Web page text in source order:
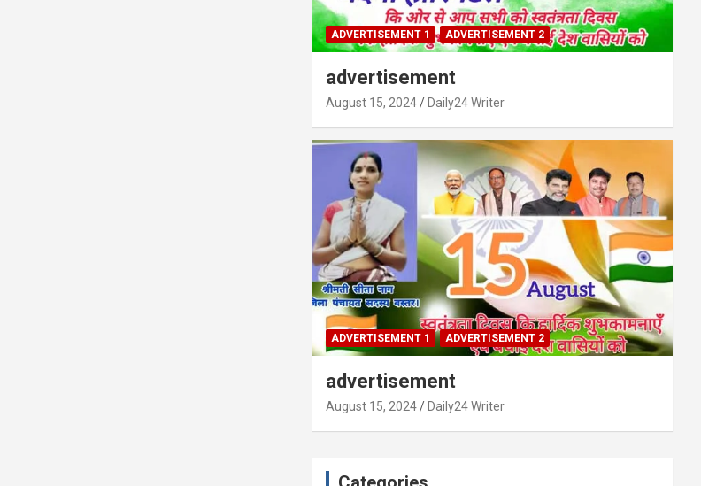
ADVERTISEMENT 1 ADVERTISEMENT 2
advertisement
August 15, 2024 Daily24 Writer
ADVERTISEMENT 1 ADVERTISEMENT 2
advertisement
August 15, 2024 Daily24 Writer